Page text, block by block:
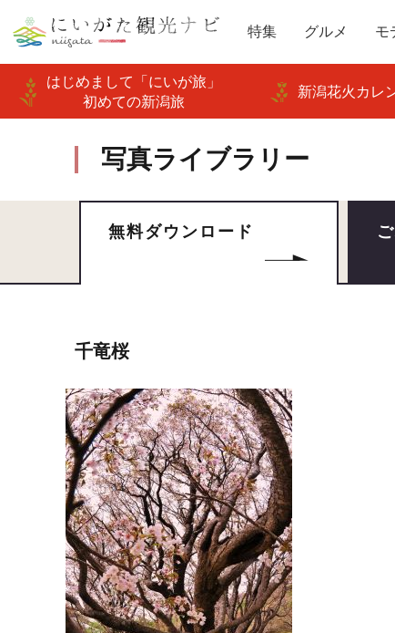
特集 グルメ モ
はじめまして「にいが旅」
初めての新潟旅
新潟花火カレ
写真ライブラリー
無料ダウンロード
千竜桜